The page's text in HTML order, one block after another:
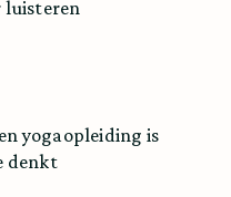
luisteren
yogaopleiding is
denkt